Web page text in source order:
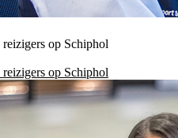
op Schiphol
op Schiphol